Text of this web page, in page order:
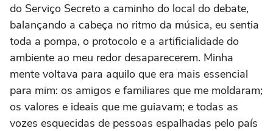
do Serviço Secreto a caminho do local do debate,
balançando a cabeça no ritmo da música, eu sentia
toda a pompa, o protocolo e a artificialidade do
ambiente ao meu redor desaparecerem. Minha
mente voltava para aquilo que era mais essencial
para mim: os amigos e familiares que me moldaram;
os valores e ideais que me guiavam; e todas as
vozes esquecidas de pessoas espalhadas pelo país